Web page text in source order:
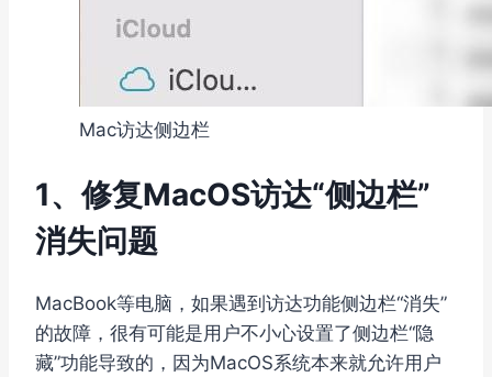
Mac访达侧边栏
1、修复MacOS访达“侧边栏”
消失问题
MacBook等电脑，如果遇到访达功能侧边栏“消失”
的故障，很有可能是用户不小心设置了侧边栏“隐
藏”功能导致的，因为MacOS系统本来就允许用户